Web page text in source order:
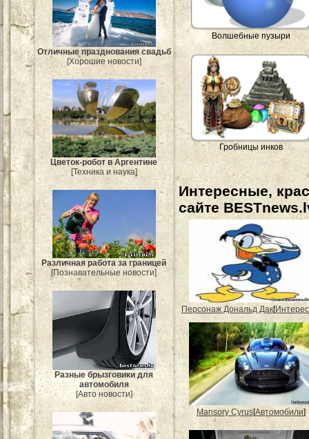
Отличные празднования свадьб
[Хорошие новости]
Цветок-робот в Аргентине
[Техника и наука]
Различная работа за границей
[Познавательные новости]
Разные брызговики для
автомобиля
[Авто новости]
Волшебные пузыри
Гробницы инков
Интересные,
сайте
Персонаж Дональд Дак[
Mansory Cyrus[Автомобили]